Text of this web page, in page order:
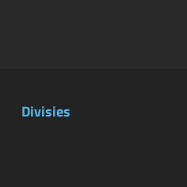
Divisies